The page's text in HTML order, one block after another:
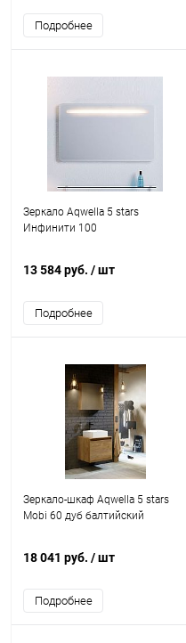
Подробнее
Зеркало Aqwella 5 stars
Инфинити 100
13 584 руб. / шт
Подробнее
Зеркало-шкаф Aqwella 5 stars
Mobi 60 дуб балтийский
18 041 руб. / шт
Подробнее